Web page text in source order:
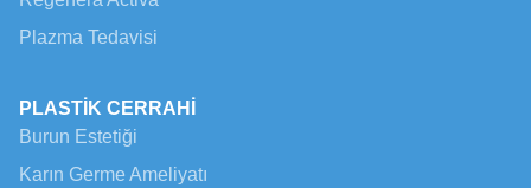
Plazma Tedavisi
PLASTİK CERRAHİ
Burun Estetiği
Karın Germe Ameliyatı